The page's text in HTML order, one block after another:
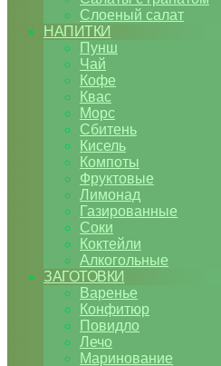
Слоеный салат
НАПИТКИ
Пунш
Чай
Кофе
Квас
Морс
Сбитень
Кисель
Компоты
Фруктовые
Лимонад
Газированные
Соки
Коктейли
Алкогольные
ЗАГОТОВКИ
Варенье
Конфитюр
Повидло
Лечо
Маринование